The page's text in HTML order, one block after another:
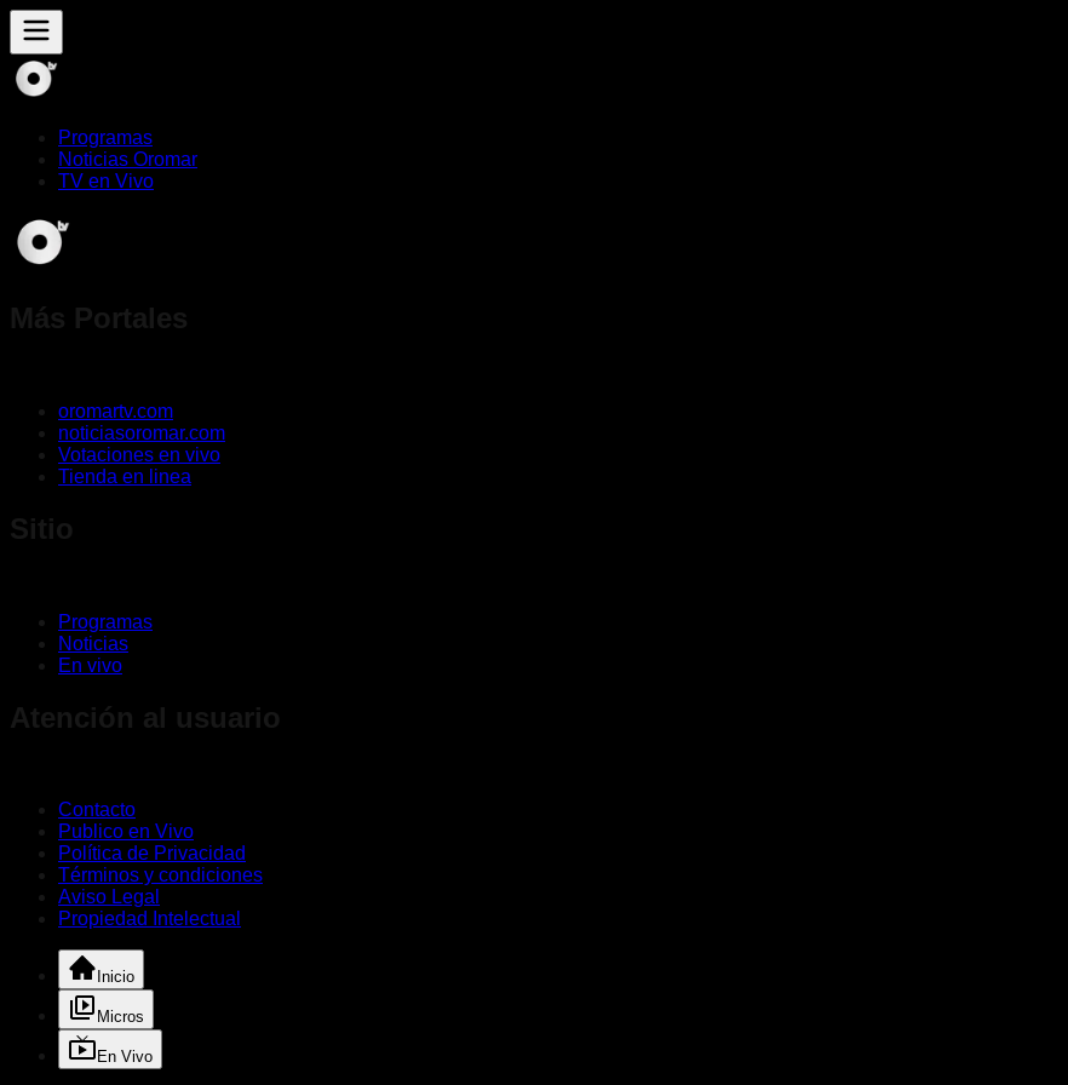
Programas
Noticias Oromar
TV en Vivo
oromartv.com
noticiasoromar.com
Votaciones en vivo
Tienda en linea
Programas
Noticias
En vivo
Contacto
Publico en Vivo
Política de Privacidad
Términos y condiciones
Aviso Legal
Propiedad Intelectual
Inicio
Micros
En Vivo